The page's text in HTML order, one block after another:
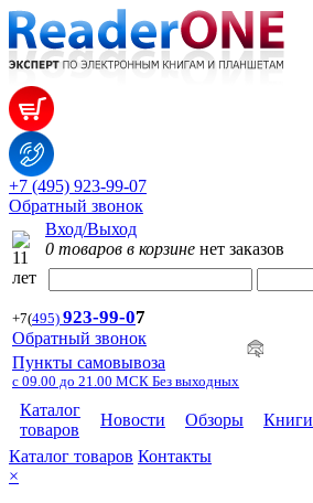
+7 (495) 923-99-07
Обратный звонок
Вход/Выход
0 товаров в корзине нет заказов
+7(495) 923-99-07
Обратный звонок
Пункты самовывоза
с 09.00 до 21.00 МСК Без выходных
Каталог
товаров
Новости Обзоры Книги
Каталог товаров Контакты
×